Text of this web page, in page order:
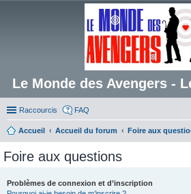
Le Monde des Avengers -
Raccourcis FAQ
Accueil Accueil du forum
Foire aux
Foire aux questions
Problèmes de connexion et d’inscription